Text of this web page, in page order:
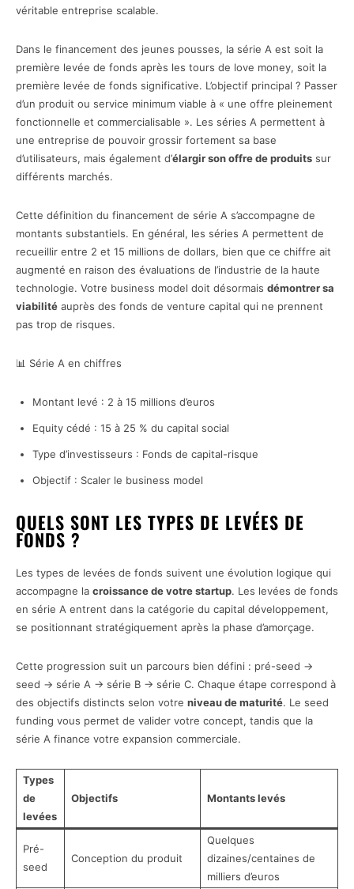
véritable entreprise scalable.
Dans le financement des jeunes pousses, la série A est soit la
première levée de fonds après les tours de love money, soit la
première levée de fonds significative. L’objectif principal ? Passer
d’un produit ou service minimum viable à « une offre pleinement
fonctionnelle et commercialisable ». Les séries A permettent à
une entreprise de pouvoir grossir fortement sa base
d’utilisateurs, mais également d’élargir son offre de produits sur
différents marchés.
Cette définition du financement de série A s’accompagne de
montants substantiels. En général, les séries A permettent de
recueillir entre 2 et 15 millions de dollars, bien que ce chiffre ait
augmenté en raison des évaluations de l’industrie de la haute
technologie. Votre business model doit désormais démontrer sa
viabilité auprès des fonds de venture capital qui ne prennent
pas trop de risques.
📊 Série A en chiffres
Montant levé : 2 à 15 millions d’euros
Equity cédé : 15 à 25 % du capital social
Type d’investisseurs : Fonds de capital-risque
Objectif : Scaler le business model
QUELS SONT LES TYPES DE LEVÉES DE
FONDS ?
Les types de levées de fonds suivent une évolution logique qui
accompagne la croissance de votre startup. Les levées de fonds
en série A entrent dans la catégorie du capital développement,
se positionnant stratégiquement après la phase d’amorçage.
Cette progression suit un parcours bien défini : pré-seed →
seed → série A → série B → série C. Chaque étape correspond à
des objectifs distincts selon votre niveau de maturité. Le seed
funding vous permet de valider votre concept, tandis que la
série A finance votre expansion commerciale.
Types
de
levées
Objectifs Montants levés
Pré-
seed
Conception du produit
Quelques
dizaines/centaines de
milliers d’euros